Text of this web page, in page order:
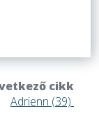
cikk
Adrienn (39)